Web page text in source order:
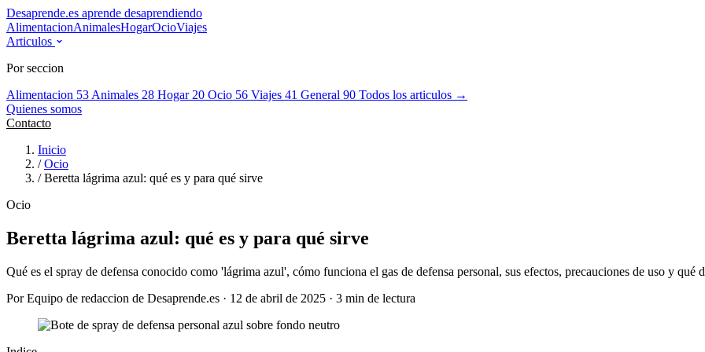
Desaprende.es aprende desaprendiendo
AlimentacionAnimalesHogarOcioViajes
Articulos
Por seccion
Alimentacion 53 Animales 28 Hogar 20 Ocio 56 Viajes 41 General 90 Todos los articulos →
Quienes somos
Contacto
Inicio
/ Ocio
/ Beretta lágrima azul: qué es y para qué sirve
Ocio
Beretta lágrima azul: qué es y para qué sirve
Qué es el spray de defensa conocido como 'lágrima azul', cómo funciona el gas de defensa personal, sus efectos, precauciones de uso y qué
Por Equipo de redaccion de Desaprende.es · 12 de abril de 2025 · 3 min de lectura